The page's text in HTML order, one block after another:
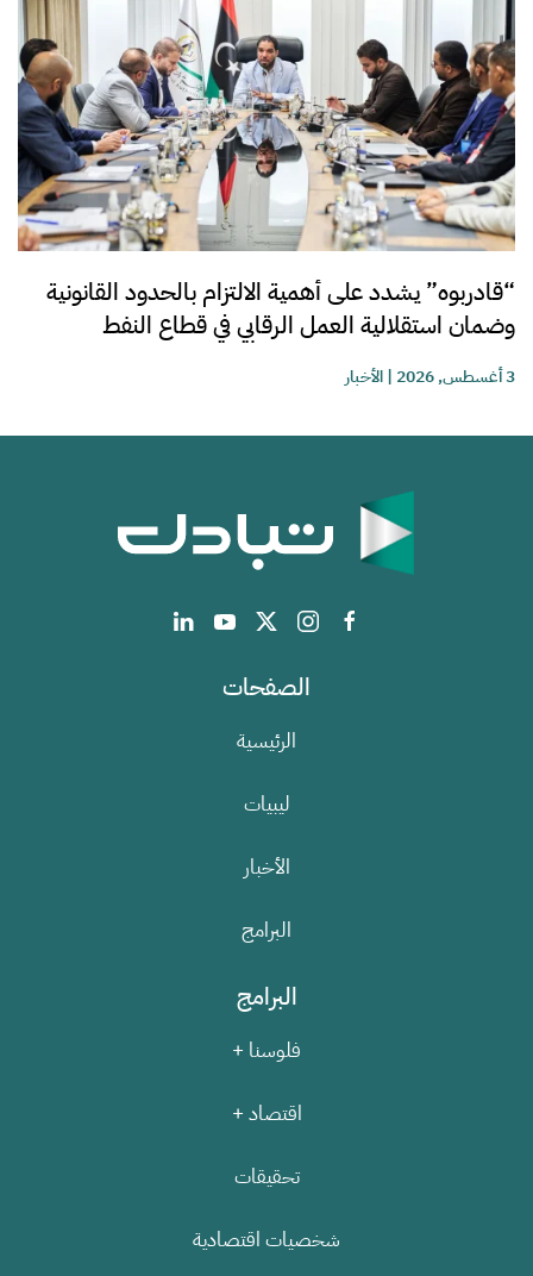
“قادربوه” يشدد على أهمية الالتزام بالحدود القانونية
وضمان استقلالية العمل الرقابي في قطاع النفط
3 أغسطس, 2026 |الأخبار
الصفحات
الرئيسية
ليبيات
الأخبار
البرامج
البرامج
فلوسنا +
اقتصاد +
تحقيقات
شخصيات اقتصادية